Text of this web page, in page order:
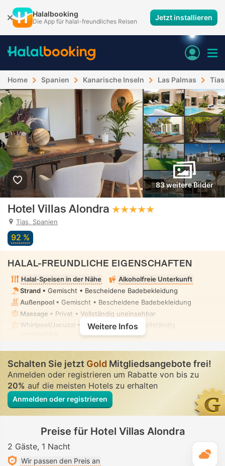
Halalbooking
Die App für halal-freundliches Reisen Jetzt installieren
Home Spanien Kanarische Inseln Las Palmas Tias
83 weitere Bilder
Hotel Villas Alondra
Tias, Spanien
92 %
HALAL-FREUNDLICHE EIGENSCHAFTEN
Halal-Speisen in der Nähe
Alkoholfreie Unterkunft
Strand • Gemischt • Bescheidene Badebekleidung
Außenpool • Gemischt • Bescheidene Badebekleidung
Massage • Privat • Vollständig uneinsehbar
Whirlpool/Jacuzzi • In allen Zimmern • Vollständig
Weitere Infos
Schalten Sie jetztGold Mitgliedsangebote frei!
Anmelden oder registrieren um Rabatte von bis zu
20%auf die meisten Hotels zu erhalten
Anmelden oder registrieren
Preise für Hotel Villas Alondra
2 Gäste 1 Nacht
Wir passen den Preis an